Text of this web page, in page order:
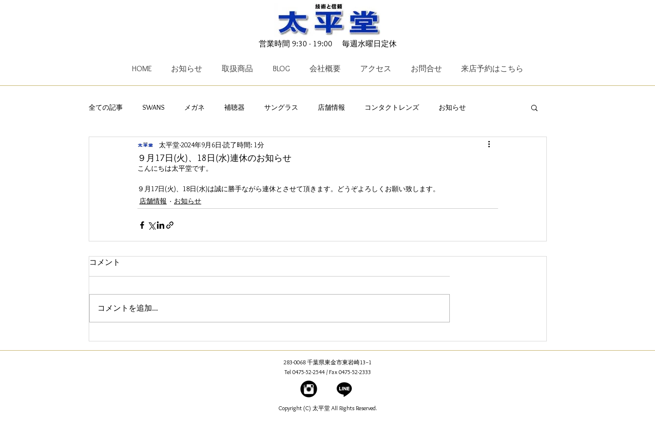
営業時間 9:30 - 19:00 毎週水曜日定休
HOME お知らせ 取扱商品 BLOG 会社概要 アクセス お問合せ 来店予約はこちら
全ての記事 SWANS メガネ 補聴器 サングラス 店舗情報 コンタクトレンズ お知らせ
子供用メガネ レンズ オークリー TALEX
Ｅｙｅｖｏｌ 遠近両用メガネ OTO charmant Z レイバン EYEVAN TAYLOR WITH RESPECT
SHU KUMEDA
９月17日(火)、18日(水)連休のお知らせ
太平堂2024年9月6日 読了時間: 1分
こんにちは太平堂です。
９月17日(火)、18日(水)は誠に勝手ながら連休とさせて頂きます。どうぞよろしくお願い致します。
店舗情報
お知らせ
コメント
コメントを追加…
283-0068 千葉県東金市東岩崎13−1
Tel 0475-52-2544 / Fax 0475-52-2333
Copyright (C) 太平堂 All Rights Reserved.